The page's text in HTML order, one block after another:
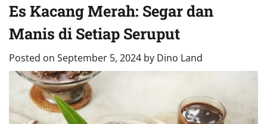
Es Kacang Merah: Segar dan
Manis di Setiap Seruput
Posted on September 5, 2024 by Dino Land